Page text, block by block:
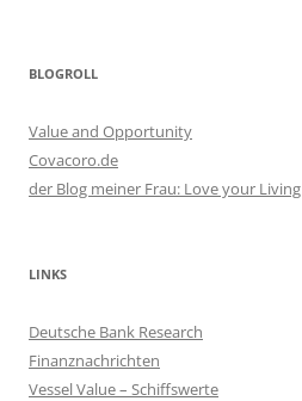
BLOGROLL
Value and Opportunity
Covacoro.de
der Blog meiner Frau: Love your Living
LINKS
Deutsche Bank Research
Finanznachrichten
Vessel Value – Schiffswerte